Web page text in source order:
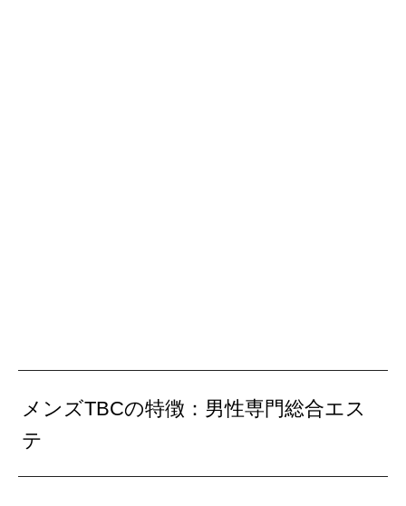
メンズTBCの特徴：男性専門総合エス
テ